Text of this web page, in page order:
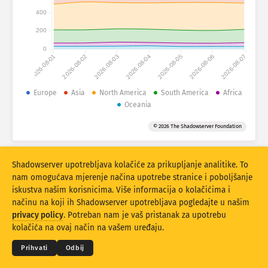
Statistike napada: Uređaji
Skup podataka
Ograničenje
Preklapajući
Ažuriraj Resetiraj
Preuzmi kao PNG
2026-08-01 2026-08-02 2026-08-03 2026-08-04 2026-08-05 2026-08-06 2026-08-07
0
200
400
Europe Asia North America South America
Africa
Oceania
© 2026 The Shadowserver Foundation
© 2026THE SHADOWSERVER FOUNDATION
Privatnost i Uvjeti
Obratite nam se Zahvale
Shadowserver upotrebljava kolačiće za prikupljanje analitike. To
nam omogućava mjerenje načina upotrebe stranice i poboljšanje
iskustva našim korisnicima. Više informacija o kolačićima i
načinu na koji ih Shadowserver upotrebljava pogledajte u našim
privacy policy. Potreban nam je vaš pristanak za upotrebu
kolačića na ovaj način na vašem uređaju.
Prihvati Odbij